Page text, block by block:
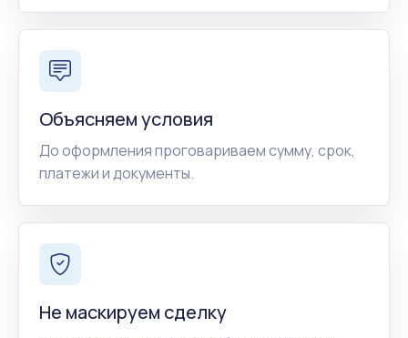
Объясняем условия
До оформления проговариваем сумму, срок,
платежи и документы.
Не маскируем сделку